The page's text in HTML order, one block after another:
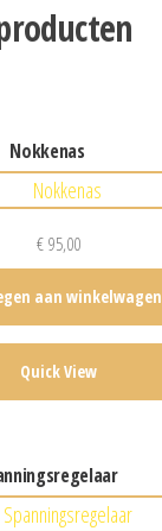
nokkenas
€95,00
aan winkelwagen
Quick View